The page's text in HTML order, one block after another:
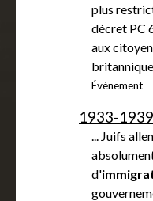
plus
décret PC
aux
Évènement
1933-
... Juifs
d'